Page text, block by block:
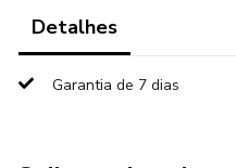
Detalhes
Garantia de 7 dias